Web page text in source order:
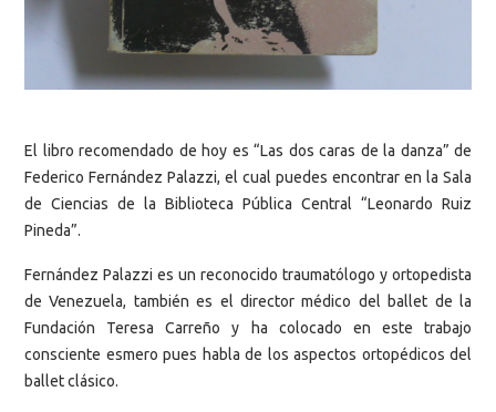
El libro recomendado de hoy es “Las dos caras de la danza” de
Federico Fernández Palazzi, el cual puedes encontrar en la Sala
de Ciencias de la Biblioteca Pública Central “Leonardo Ruiz
Pineda”.
Fernández Palazzi es un reconocido traumatólogo y ortopedista
de Venezuela, también es el director médico del ballet de la
Fundación Teresa Carreño y ha colocado en este trabajo
consciente esmero pues habla de los aspectos ortopédicos del
ballet clásico.